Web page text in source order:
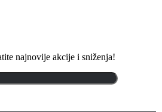
najnovije akcije i sniženja!